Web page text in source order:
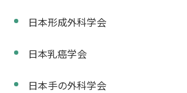
日本形成外科学会
日本乳癌学会
日本手の外科学会